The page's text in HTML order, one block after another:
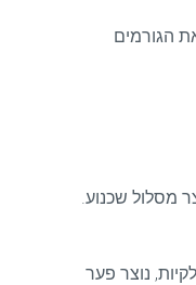
הגורמים
מסלול שכנוע.
נוצר פער